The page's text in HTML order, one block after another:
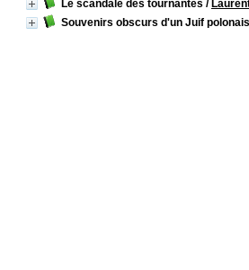
Le scandale des tournantes /
Souvenirs obscurs d'un Juif